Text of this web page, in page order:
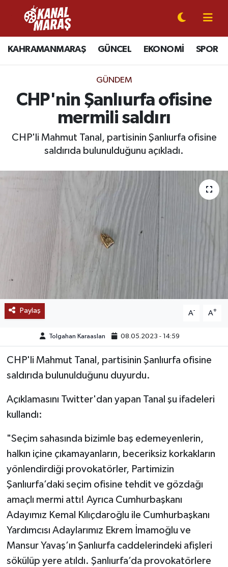
KAHRAMANMARAŞ GÜNCEL EKONOMİ SPOR
GÜNDEM
CHP'nin Şanlıurfa ofisine
mermili saldırı
CHP'li Mahmut Tanal, partisinin Şanlıurfa ofisine
saldırıda bulunulduğunu açıkladı.
Paylaş A- A+
Tolgahan Karaaslan 08.05.2023 - 14:59
CHP'li Mahmut Tanal, partisinin Şanlıurfa ofisine
saldırıda bulunulduğunu duyurdu.
Açıklamasını Twitter'dan yapan Tanal şu ifadeleri
kullandı:
"Seçim sahasında bizimle baş edemeyenlerin,
halkın içine çıkamayanların, beceriksiz korkakların
yönlendirdiği provokatörler, Partimizin
Şanlıurfa’daki seçim ofisine tehdit ve gözdağı
amaçlı mermi attı! Ayrıca Cumhurbaşkanı
Adayımız Kemal Kılıçdaroğlu ile Cumhurbaşkanı
Yardımcısı Adaylarımız Ekrem İmamoğlu ve
Mansur Yavaş’ın Şanlıurfa caddelerindeki afişleri
sökülüp yere atıldı. Şanlıurfa’da provokatörlere
CANLI YAYIN
KAHRAMANMARAŞ
SİYASET
SAĞLIK
EĞİTİM
BÖLGE
DÜNYA
TREND
OTOMOTİV
TEKNOLOJİ
YAŞAM
KÜLTÜR SANAT
Kahramanmaraş Nöbetçi Eczaneler
Kahramanmaraş Hava Durumu
Kahramanmaraş Namaz Vakitleri
Kahramanmaraş Trafik Yoğunluk Haritası
Süper Lig Puan Durumu ve Fikstür
Son Dakika Haberleri